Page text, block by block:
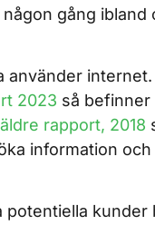
gång ibland
använder
2023 så
äldre rapport, 2018
information och
potentiella